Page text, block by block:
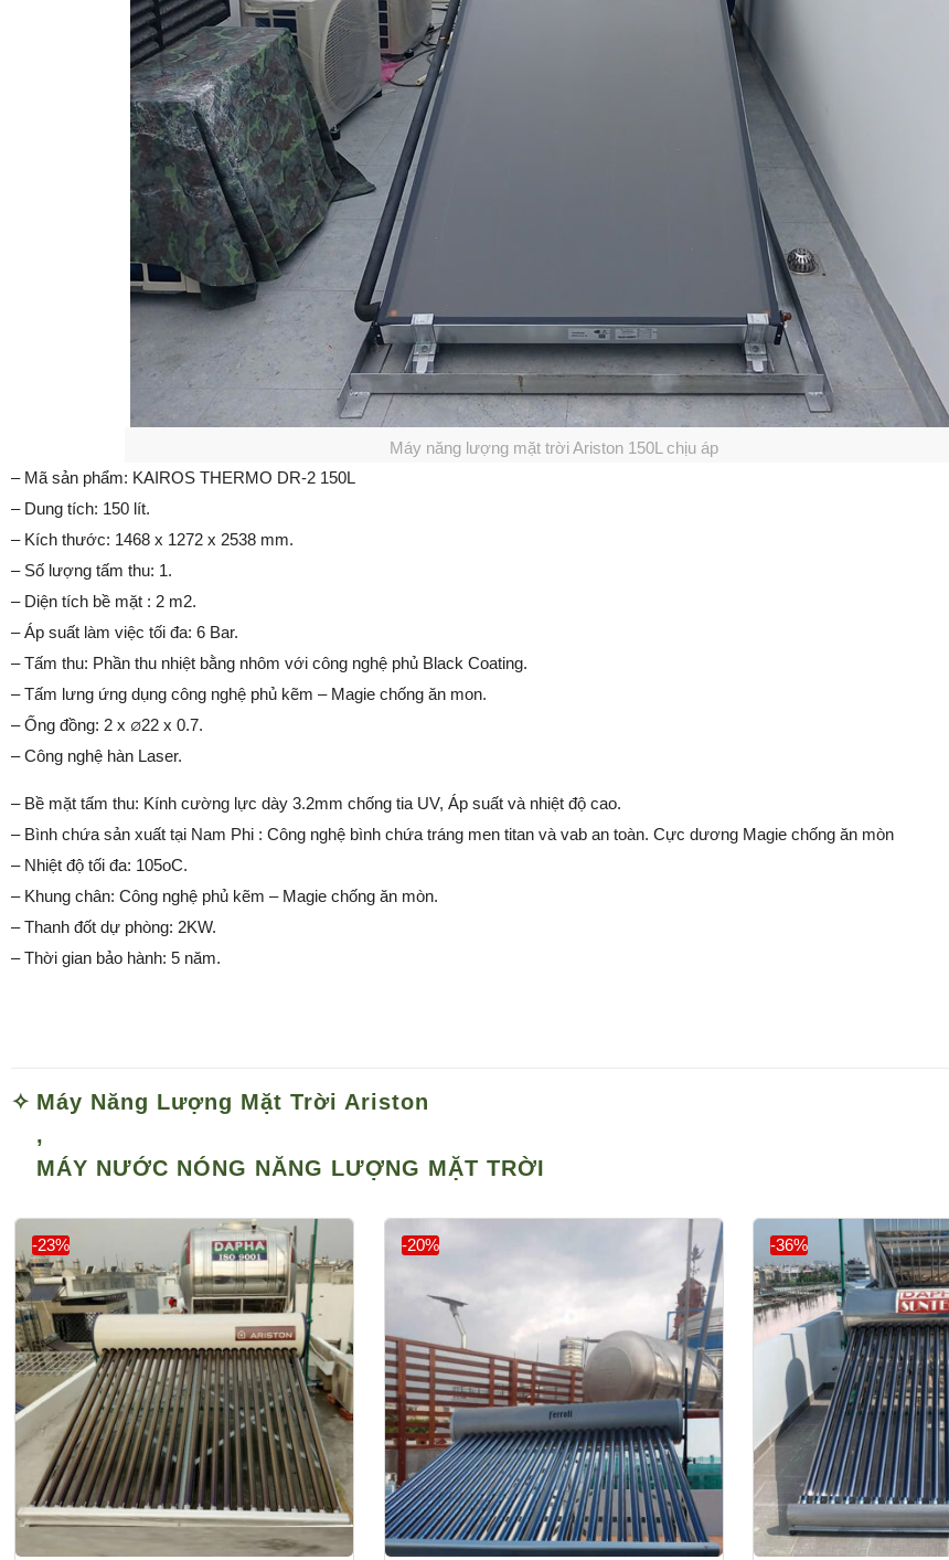
Máy năng lượng mặt trời Ariston 150L chịu áp
– Mã sản phẩm: KAIROS THERMO DR-2 150L
– Dung tích: 150 lít.
– Kích thước: 1468 x 1272 x 2538 mm.
– Số lượng tấm thu: 1.
– Diện tích bề mặt : 2 m2.
– Áp suất làm việc tối đa: 6 Bar.
– Tấm thu: Phần thu nhiệt bằng nhôm với công nghệ phủ Black Coating.
– Tấm lưng ứng dụng công nghệ phủ kẽm – Magie chống ăn mon.
– Ống đồng: 2 x ∅22 x 0.7.
– Công nghệ hàn Laser.
– Bề mặt tấm thu: Kính cường lực dày 3.2mm chống tia UV, Áp suất và nhiệt độ cao.
– Bình chứa sản xuất tại Nam Phi : Công nghệ bình chứa tráng men titan và vab an toàn. Cực dương Magie chống ăn mòn
– Nhiệt độ tối đa: 105oC.
– Khung chân: Công nghệ phủ kẽm – Magie chống ăn mòn.
– Thanh đốt dự phòng: 2KW.
– Thời gian bảo hành: 5 năm.
Máy Năng Lượng Mặt Trời Ariston
,
MÁY NƯỚC NÓNG NĂNG LƯỢNG MẶT TRỜI
-23% -20% -36%